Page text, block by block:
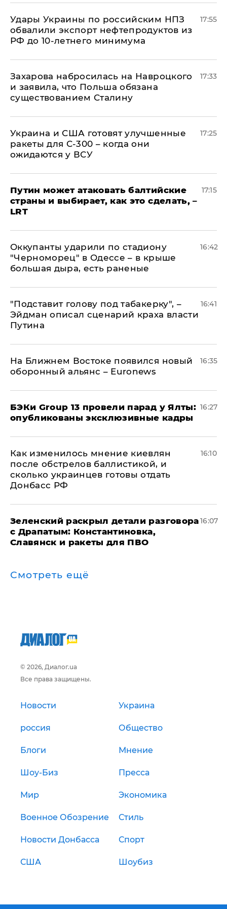
Удары Украины по российским НПЗ
обвалили экспорт нефтепродуктов из
РФ до 10-летнего минимума
17:55
​Захарова набросилась на Навроцкого
и заявила, что Польша обязана
существованием Сталину
17:33
Украина и США готовят улучшенные
ракеты для С-300 – когда они
ожидаются у ВСУ
17:25
Путин может атаковать балтийские
страны и выбирает, как это сделать, –
LRT
17:15
Оккупанты ударили по стадиону
"Черноморец" в Одессе – в крыше
большая дыра, есть раненые
16:42
​"Подставит голову под табакерку", –
Эйдман описал сценарий краха власти
Путина
16:41
На Ближнем Востоке появился новый
оборонный альянс – Euronews
16:35
​БЭКи Group 13 провели парад у Ялты:
опубликованы эксклюзивные кадры
16:27
Как изменилось мнение киевлян
после обстрелов баллистикой, и
сколько украинцев готовы отдать
Донбасс РФ
16:10
​Зеленский раскрыл детали разговора
с Драпатым: Константиновка,
Славянск и ракеты для ПВО
16:07
Смотреть ещё
© 2026, Диалог.ua
Все права защищены.
Новости Украина
россия Общество
Блоги Мнение
Шоу-Биз Пресса
Мир Экономика
Военное Обозрение Стиль
Новости Донбасса Спорт
США Шоубиз